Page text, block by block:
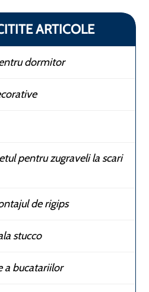
ARTICOLE
dormitor
pentru zugraveli la scari
de rigips
stucco
a bucatariilor